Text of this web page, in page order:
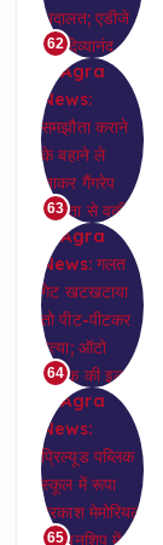
62
63
64
65